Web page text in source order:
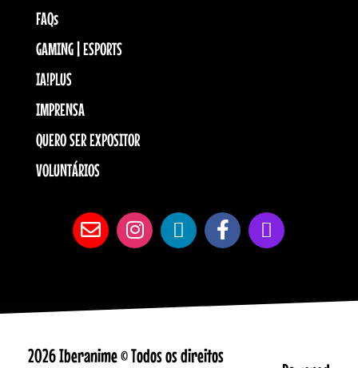
FAQs
GAMING | ESPORTS
IA!PLUS
IMPRENSA
QUERO SER EXPOSITOR
VOLUNTÁRIOS
2026 Iberanime © Todos os direitos